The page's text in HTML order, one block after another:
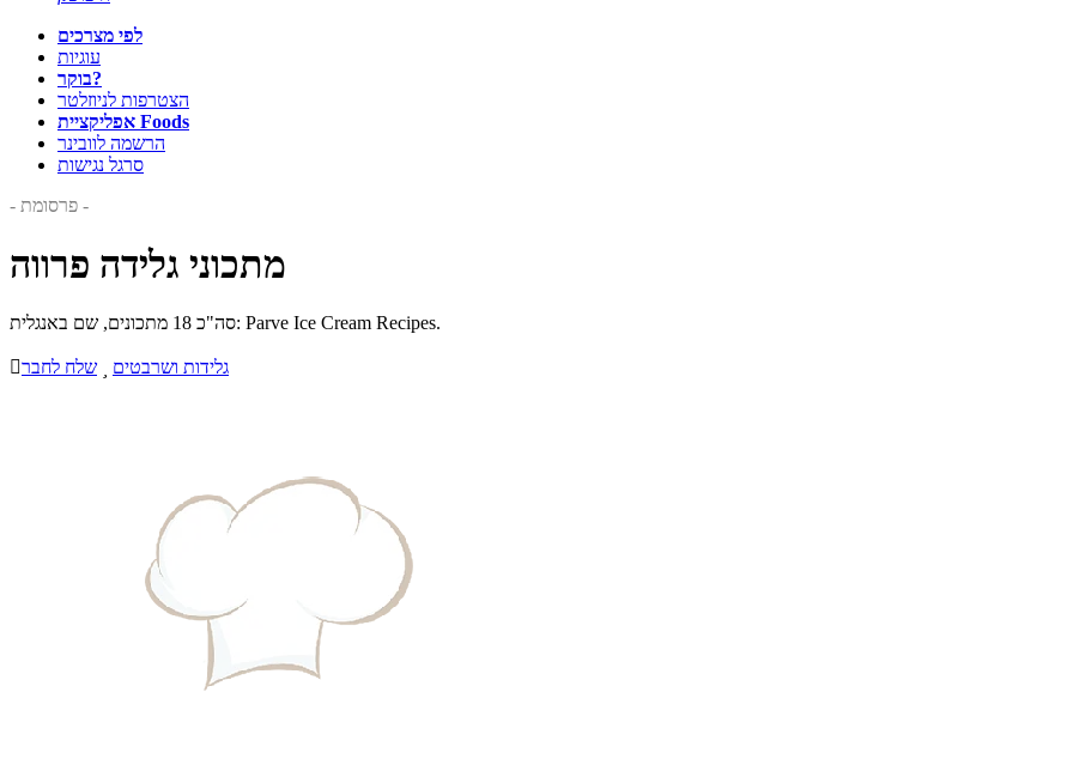
לפי מצרכים
עוגיות
בוקר?
הצטרפות לניוזלטר
אפליקציית Foods
הרשמה לוובינר
סרגל נגישות
- פרסומת -
מתכוני גלידה פרווה
סה"כ 18 מתכונים, שם באנגלית: Parve Ice Cream Recipes.
שלח לחבר גלידות ושרבטים